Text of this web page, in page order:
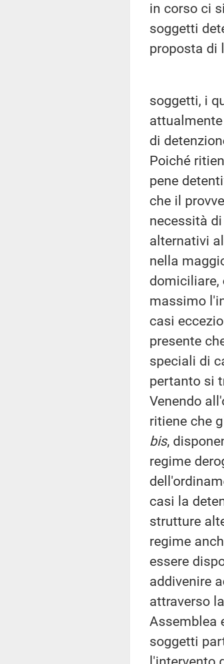
in corso ci
soggetti
proposta di
soggetti, i
di
Poiché
pene
che il
necessità
alternativi
nella
domiciliare,
massimo
casi
presente
speciali di
pertanto si
Venendo
ritiene che
bis,
regime
casi la
strutture
regime
essere
addivenire
attraverso
Assemblea
soggetti